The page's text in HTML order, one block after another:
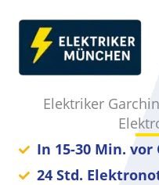
Inhalt
springen
Elektriker
In 15-30 Min. vor
24 Std.